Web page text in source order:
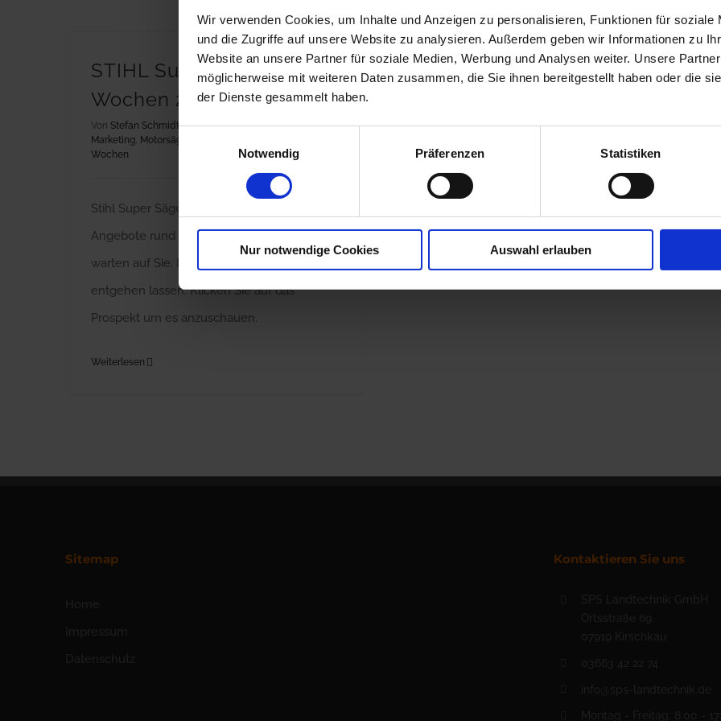
Wir verwenden Cookies, um Inhalte und Anzeigen zu personalisieren, Funktionen für soziale
und die Zugriffe auf unsere Website zu analysieren. Außerdem geben wir Informationen zu
Website an unsere Partner für soziale Medien, Werbung und Analysen weiter. Unsere
möglicherweise mit weiteren Daten zusammen, die Sie ihnen bereitgestellt haben oder die
der Dienste gesammelt haben.
Einwilligungsauswahl
Notwendig
Präferenzen Statistiken
Nur notwendige Cookies Auswahl erlauben
STIHL Super Sägen
Wochen 2017
Von Stefan Schmidt | Dezember 7th, 2017 | Aktionen,
Marketing, Motorsägen
Wochen
Stihl Super Sägen Wochen 2017 Tolle
Angebote rund um das Thema Motorsäge
warten auf Sie. Das sollten Sie sich nicht
entgehen lassen. Klicken Sie auf das
Prospekt um es anzuschauen.
Weiterlesen
Sitemap Kontaktieren Sie uns